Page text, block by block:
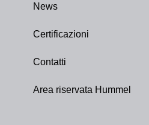
News
Certificazioni
Contatti
Area riservata Hummel